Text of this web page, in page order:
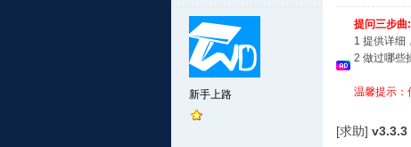
新手上路
提问三步曲:
1 提供详细
2 做过哪些
温馨提示：
[求助] v3.3.3